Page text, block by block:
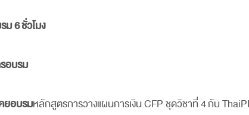
ม 6 ชั่วโมง
อบรม
ยอบรมหลักสูตรการวางแผนการเงิน CFP ชุดวิชาที่ 4 กับ